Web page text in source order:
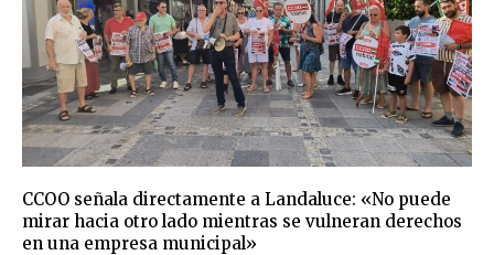
CCOO señala directamente a Landaluce: «No puede
mirar hacia otro lado mientras se vulneran derechos
en una empresa municipal»